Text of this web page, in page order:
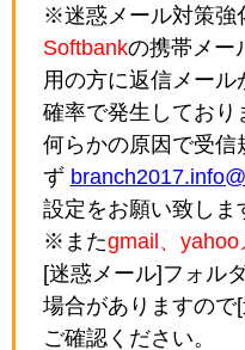
※迷惑メール対策強
Softbankの携帯メー
用の方に返信メー
確率で発生しており
何らかの原因で受信
ず
設定をお願い致しま
※またgmail、yahoo
[迷惑メール]フォル
場合がありますので
ご確認ください。